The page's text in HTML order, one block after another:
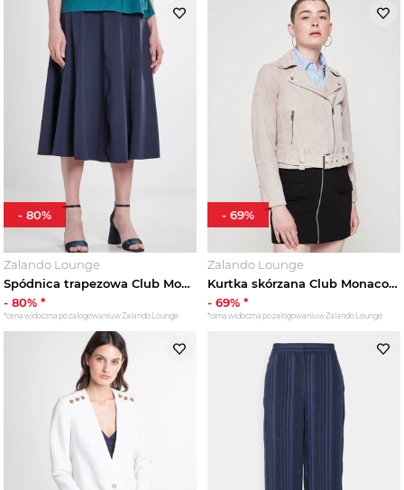
Zalando Lounge
Spódnica trapezowa Club Monaco niebieski
- 80% *
*cena widoczna po zalogowaniu w Zalando Lounge
- 80%
Zalando Lounge
Kurtka skórzana Club Monaco taupe
- 69% *
*cena widoczna po zalogowaniu w Zalando Lounge
- 69%